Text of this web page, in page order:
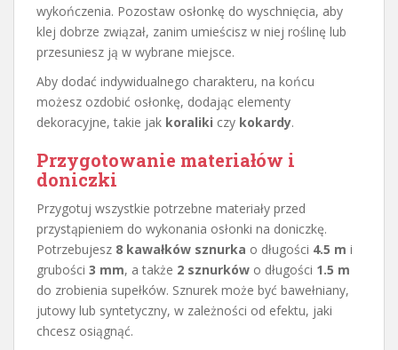
wykończenia. Pozostaw osłonkę do wyschnięcia, aby
klej dobrze związał, zanim umieścisz w niej roślinę lub
przesuniesz ją w wybrane miejsce.
Aby dodać indywidualnego charakteru, na końcu
możesz ozdobić osłonkę, dodając elementy
dekoracyjne, takie jak koraliki czy kokardy.
Przygotowanie materiałów i
doniczki
Przygotuj wszystkie potrzebne materiały przed
przystąpieniem do wykonania osłonki na doniczkę.
Potrzebujesz 8 kawałków sznurka o długości 4.5 m i
grubości 3 mm, a także 2 sznurków o długości 1.5 m
do zrobienia supełków. Sznurek może być bawełniany,
jutowy lub syntetyczny, w zależności od efektu, jaki
chcesz osiągnąć.